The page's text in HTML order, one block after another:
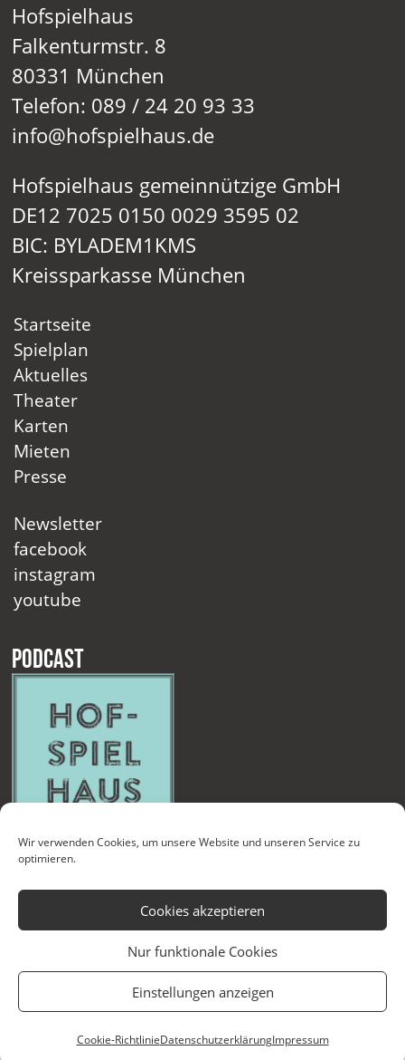
Wir verwenden Cookies, um unsere Website und unseren Service zu
optimieren.
Cookies akzeptieren
Nur funktionale Cookies
Einstellungen anzeigen
Cookie-RichtlinieDatenschutzerklärungImpressum
Hofspielhaus
Falkenturmstr. 8
80331 München
Telefon: 089 / 24 20 93 33
info@hofspielhaus.de
Hofspielhaus gemeinnützige GmbH
DE12 7025 0150 0029 3595 02
BIC: BYLADEM1KMS
Kreissparkasse München
Startseite
Spielplan
Aktuelles
Theater
Karten
Mieten
Presse
Newsletter
facebook
instagram
youtube
Podcast
Kontakt Newsletter Datenschutzerklärung Impressum
Cookie-Richtlinie (EU) Technische Betreuung